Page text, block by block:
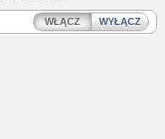
WŁĄCZ WYŁĄCZ